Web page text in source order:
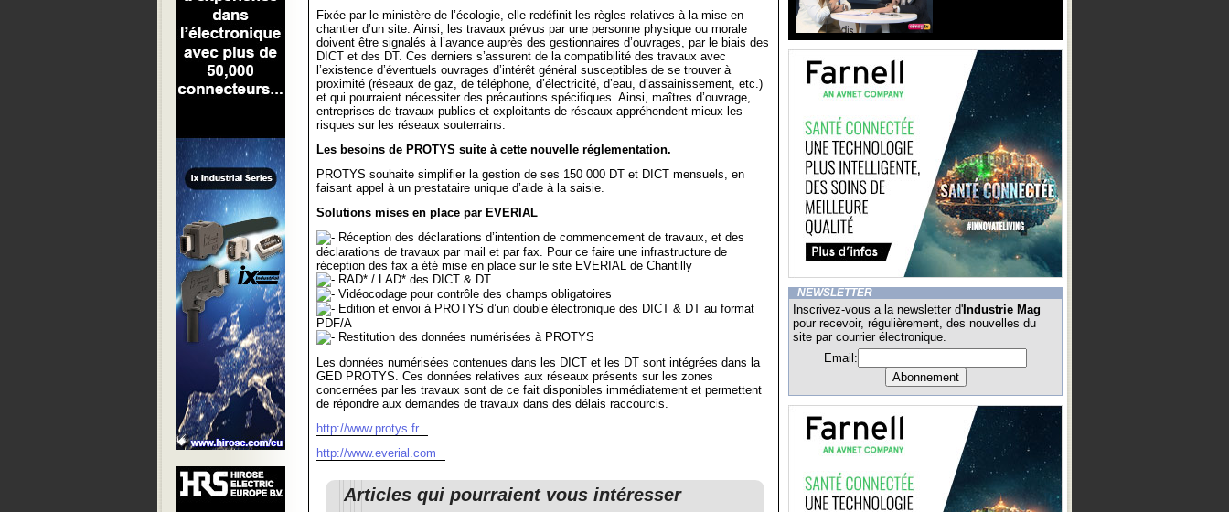
Fixée par le ministère de l’écologie, elle redéfinit les règles relatives à la mise en
chantier d’un site. Ainsi, les travaux prévus par une personne physique ou morale
doivent être signalés à l’avance auprès des gestionnaires d’ouvrages, par le biais des
DICT et des DT. Ces derniers s’assurent de la compatibilité des travaux avec
l’existence d’éventuels ouvrages d’intérêt général susceptibles de se trouver à
proximité (réseaux de gaz, de téléphone, d’électricité, d’eau, d’assainissement, etc.)
et qui pourraient nécessiter des précautions spécifiques. Ainsi, maîtres d’ouvrage,
entreprises de travaux publics et exploitants de réseaux appréhendent mieux les
risques sur les réseaux souterrains.
Les besoins de PROTYS suite à cette nouvelle réglementation.
PROTYS souhaite simplifier la gestion de ses 150 000 DT et DICT mensuels, en
faisant appel à un prestataire unique d’aide à la saisie.
Solutions mises en place par EVERIAL
Réception des déclarations d’intention de commencement de travaux, et des
déclarations de travaux par mail et par fax. Pour ce faire une infrastructure de
réception des fax a été mise en place sur le site EVERIAL de Chantilly
RAD* / LAD* des DICT & DT
Vidéocodage pour contrôle des champs obligatoires
Edition et envoi à PROTYS d’un double électronique des DICT & DT au format
PDF/A
Restitution des données numérisées à PROTYS
Les données numérisées contenues dans les DICT et les DT sont intégrées dans la
GED PROTYS. Ces données relatives aux réseaux présents sur les zones
concernées par les travaux sont de ce fait disponibles immédiatement et permettent
de répondre aux demandes de travaux dans des délais raccourcis.
http://www.protys.fr
http://www.everial.com
Articles qui pourraient vous intéresser
NEWSLETTER
Inscrivez-vous a la newsletter d' Industrie Mag
pour recevoir, régulièrement, des nouvelles du
site par courrier électronique.
Email: